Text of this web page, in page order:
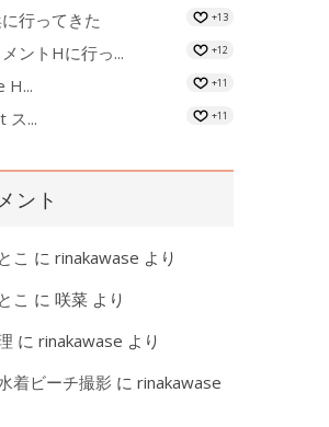
行ってきた +13
ントHに行っ... +12
H... +11
ス... +11
ント
こ に rinakawase より
こ に 咲菜 より
に rinakawase より
着ビーチ撮影 に rinakawase